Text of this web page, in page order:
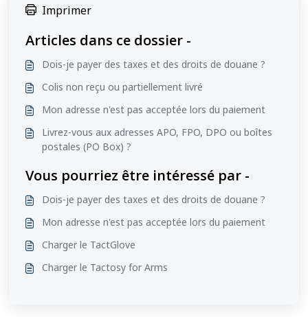
Imprimer
Articles dans ce dossier -
Dois-je payer des taxes et des droits de douane ?
Colis non reçu ou partiellement livré
Mon adresse n'est pas acceptée lors du paiement
Livrez-vous aux adresses APO, FPO, DPO ou boîtes
postales (PO Box) ?
Vous pourriez être intéressé par -
Dois-je payer des taxes et des droits de douane ?
Mon adresse n'est pas acceptée lors du paiement
Charger le TactGlove
Charger le Tactosy for Arms